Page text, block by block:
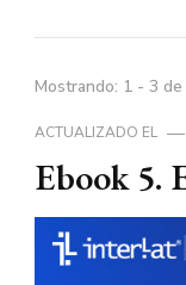
Mostrando: 1 - 3 de
ACTUALIZADO EL
Ebook 5.